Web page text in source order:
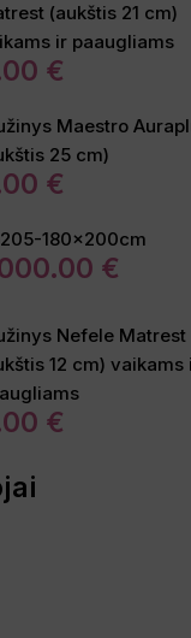
(aukštis 21 cm)
ir paaugliams
00 €
Maestro
25 cm)
00 €
180x200cm
.00 €
Nefele Matrest
12 cm) vaikams
00 €